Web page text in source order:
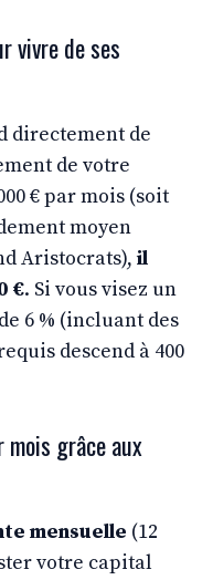
vivre de ses
directement de
de votre
€ par mois (soit
moyen
Aristocrats), il
€. Si vous visez un
6 % (incluant des
descend à 400
mois grâce aux
mensuelle (12
votre capital